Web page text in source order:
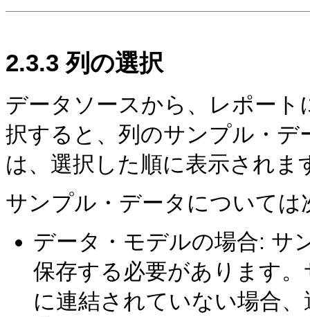
2.3.3 列の選択
データソースから、レポー
択すると、列のサンプル・
は、選択した順に表示されま
サンプル・データについて
データ・モデルの場合: サ
保存する必要があります
に連結されていない場合